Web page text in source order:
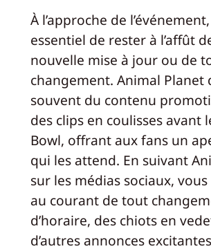
À l’approche de
essentiel de rester à l’affût
nouvelle mise à jour ou de
changement. Animal Planet
souvent du contenu
des clips en coulisses avant
Bowl, offrant aux fans un
qui les attend. En suivant
sur les médias sociaux,
au courant de tout
d’horaire, des chiots en
d’autres annonces